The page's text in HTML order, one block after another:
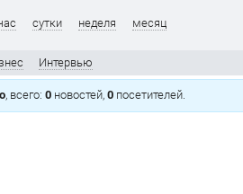
сутки неделя месяц
Интервью
, всего: 0 новостей, 0 посетителей.